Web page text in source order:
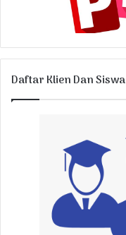
Daftar Klien Dan Siswa